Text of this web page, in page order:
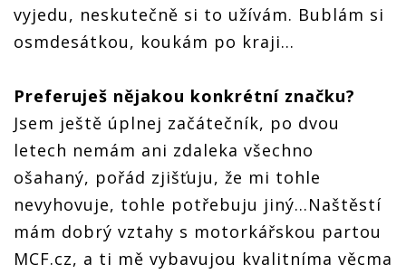
vyjedu, neskutečně si to užívám. Bublám si
osmdesátkou, koukám po kraji…
Preferuješ nějakou konkrétní značku?
Jsem ještě úplnej začátečník, po dvou
letech nemám ani zdaleka všechno
ošahaný, pořád zjišťuju, že mi tohle
nevyhovuje, tohle potřebuju jiný…Naštěstí
mám dobrý vztahy s motorkářskou partou
MCF.cz, a ti mě vybavujou kvalitníma věcma